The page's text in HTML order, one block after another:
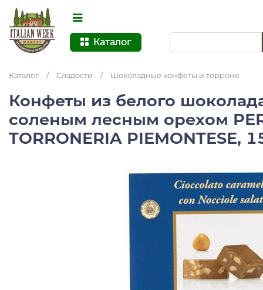
Каталог
Каталог / Сладости / Шоколадные конфеты и торроне
Конфеты из белого
соленым лесным орехом
TORRONERIA PIEMONTESE,